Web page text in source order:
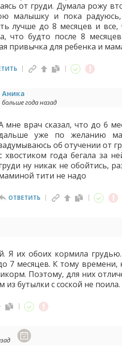
от груди. Думала рожу
малышку и пока радуюсь,
лучше до 8 месяцев и
что будто после 8
привычка для ребенка и
Аника
больше года назад
мне врач сказал, что до 6
уже по желанию
об отучении от
хвостиком года бегала за
ну никак не обойтись,
тити не надо
ОТВЕТИТЬ
Я их обоих кормила
7 месяцев. К тому времени,
Поэтому, для них
из бутылки с соской не